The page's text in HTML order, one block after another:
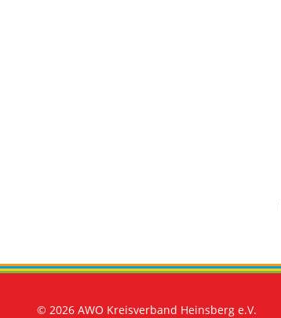
© 2026 AWO Kreisverband Heinsberg e.V.